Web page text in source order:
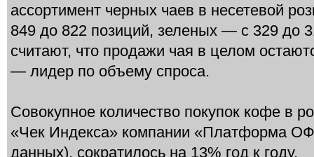
ассортимент черных чаев в несетевой
849 до 822 позиций, зеленых — с 329 до
считают, что продажи чая в целом
— лидер по объему спроса.
Совокупное количество покупок кофе в
«Чек Индекса» компании «Платформа
данных), сократилось на 13% год к году.